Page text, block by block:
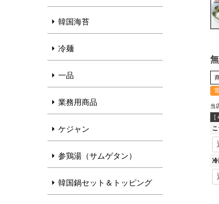
韓国海苔
冷麺
一品
業務用商品
ケジャン
参鶏湯（サムゲタン）
韓国鍋セット＆トッピング
当
[